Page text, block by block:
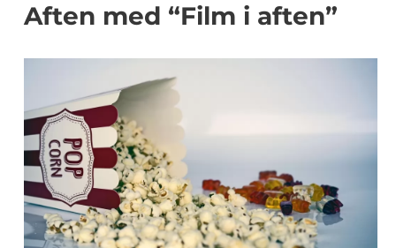
Aften med “Film i aften”